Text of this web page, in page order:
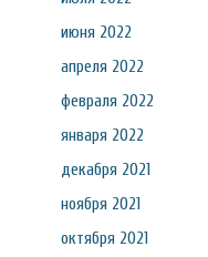
июня 2022
апреля 2022
февраля 2022
января 2022
декабря 2021
ноября 2021
октября 2021